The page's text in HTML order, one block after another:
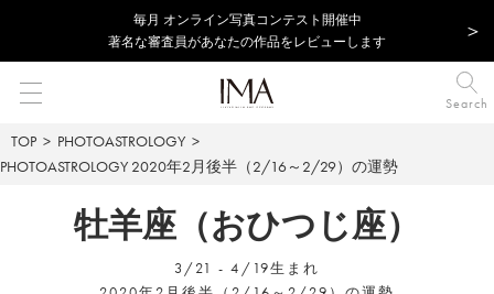
毎⽉ オンライン写真コンテスト開催中
著名な審査員があなたの作品をレビューします
Search
TOP
PHOTOASTROLOGY
PHOTOASTROLOGY 2020年2月後半（2/16～2/29）の運勢
牡羊座（おひつじ座）
3/21 - 4/19生まれ